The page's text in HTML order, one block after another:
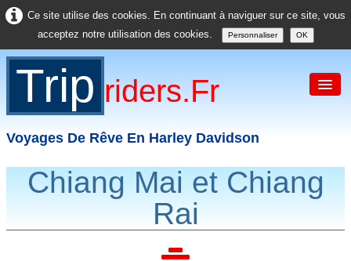
Ce site utilise des cookies. En continuant à naviguer sur ce site, vous
acceptez notre utilisation des cookies.
Personnaliser OK
Trip Riders.fr
Voyages De Rêve En Harley Davidson
Accueil
Chiang Mai et Chiang
Rai